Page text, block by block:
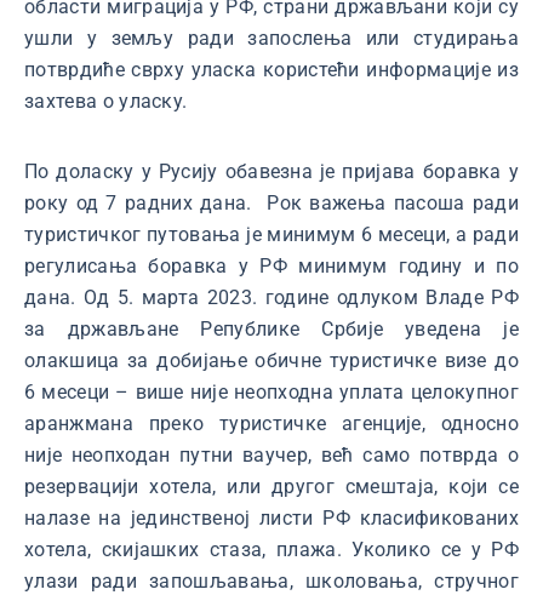
области миграција у РФ, страни држављани који су
ушли у земљу ради запослења или студирања
потврдиће сврху уласка користећи информације из
захтева о уласку.
По доласку у Русију обавезна је пријава боравка у
року од 7 радних дана. Рок важења пасоша ради
туристичког путовања је минимум 6 месеци, а ради
регулисања боравка у РФ минимум годину и по
дана. Од 5. марта 2023. године одлуком Владе РФ
за држављане Републике Србије уведена је
олакшица за добијање обичне туристичке визе до
6 месеци – више није неопходна уплата целокупног
аранжмана преко туристичке агенције, односно
није неопходан путни ваучер, већ само потврда о
резервацији хотела, или другог смештаја, који се
налазе на јединственој листи РФ класификованих
хотела, скијашких стаза, плажа. Уколико се у РФ
улази ради запошљавања, школовања, стручног